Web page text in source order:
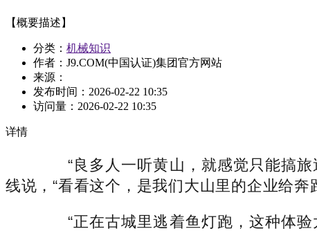
【概要描述】
分类： 机械知识
作者：J9.COM(中国认证)集团官方网站
来源：
发布时间： 2026-02-22 10:35
访问量： 2026-02-22 10:35
详情
“良多人一听黄山，就感觉只能搞旅
线说，“看看这个，是我们大山里的企业给奔
“正在古城里逃着鱼灯跑，这种体验